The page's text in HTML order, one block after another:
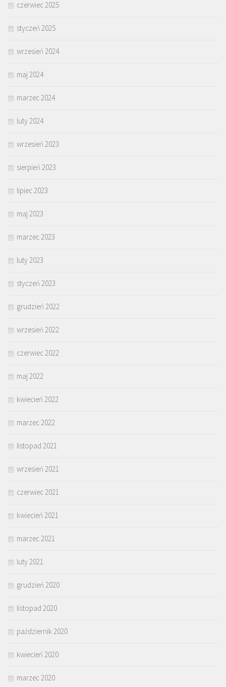
czerwiec 2025
styczeń 2025
wrzesień 2024
maj 2024
marzec 2024
luty 2024
wrzesień 2023
sierpień 2023
lipiec 2023
maj 2023
marzec 2023
luty 2023
styczeń 2023
grudzień 2022
wrzesień 2022
czerwiec 2022
maj 2022
kwiecień 2022
marzec 2022
listopad 2021
wrzesień 2021
czerwiec 2021
kwiecień 2021
marzec 2021
luty 2021
grudzień 2020
listopad 2020
październik 2020
kwiecień 2020
marzec 2020